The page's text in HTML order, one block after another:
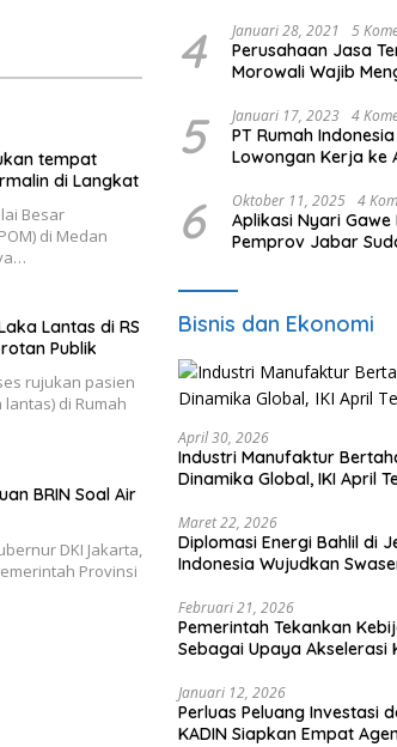
tempat
di Langkat
Besar
di Medan
Lantas di RS
Publik
rujukan pasien
di Rumah
BRIN Soal Air
DKI Jakarta,
Provinsi
4 Januari 28, 2021 5
Perusahaan Jasa
Morowali Wajib
5 Januari 17, 2023 4
PT Rumah
Lowongan Kerja ke
6 Oktober 11, 2025 4
Aplikasi Nyari
Pemprov Jabar
Bisnis dan Ekonomi
April 30, 2026
Industri Manufaktur
Dinamika Global, IKI April
Maret 22, 2026
Diplomasi Energi Bahlil di
Indonesia Wujudkan
Februari 21, 2026
Pemerintah Tekankan
Sebagai Upaya Akselerasi
Januari 12, 2026
Perluas Peluang Investasi
KADIN Siapkan Empat